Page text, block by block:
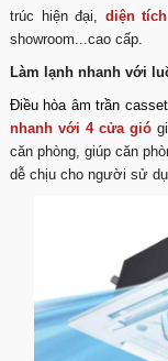
trúc hiện đại, diện
showroom...cao cấp.
Làm lạnh nhanh với
Điều hòa âm trần
nhanh với 4 cửa gió
căn phòng, giúp căn
dễ chịu cho người sử